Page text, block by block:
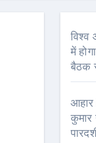
विश्व
में
बैठक
आहार
कुमार